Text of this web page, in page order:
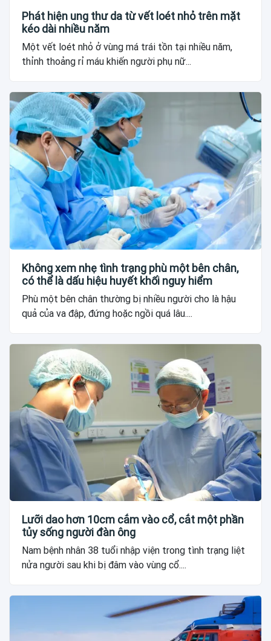
Phát hiện ung thư da từ vết loét nhỏ trên mặt
kéo dài nhiều năm
Một vết loét nhỏ ở vùng má trái tồn tại nhiều năm,
thỉnh thoảng rỉ máu khiến người phụ nữ...
Không xem nhẹ tình trạng phù một bên chân,
có thể là dấu hiệu huyết khối nguy hiểm
Phù một bên chân thường bị nhiều người cho là hậu
quả của va đập, đứng hoặc ngồi quá lâu....
Lưỡi dao hơn 10cm cắm vào cổ, cắt một phần
tủy sống người đàn ông
Nam bệnh nhân 38 tuổi nhập viện trong tình trạng liệt
nửa người sau khi bị đâm vào vùng cổ....